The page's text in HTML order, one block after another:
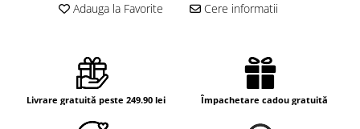
Adauga la Favorite Cere informatii
Livrare gratuită peste 249.90 lei Împachetare cadou gratuită